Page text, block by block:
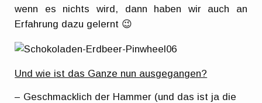
wenn es nichts wird, dann haben wir auch an
Erfahrung dazu gelernt 😉
Und wie ist das Ganze nun ausgegangen?
– Geschmacklich der Hammer (und das ist ja die